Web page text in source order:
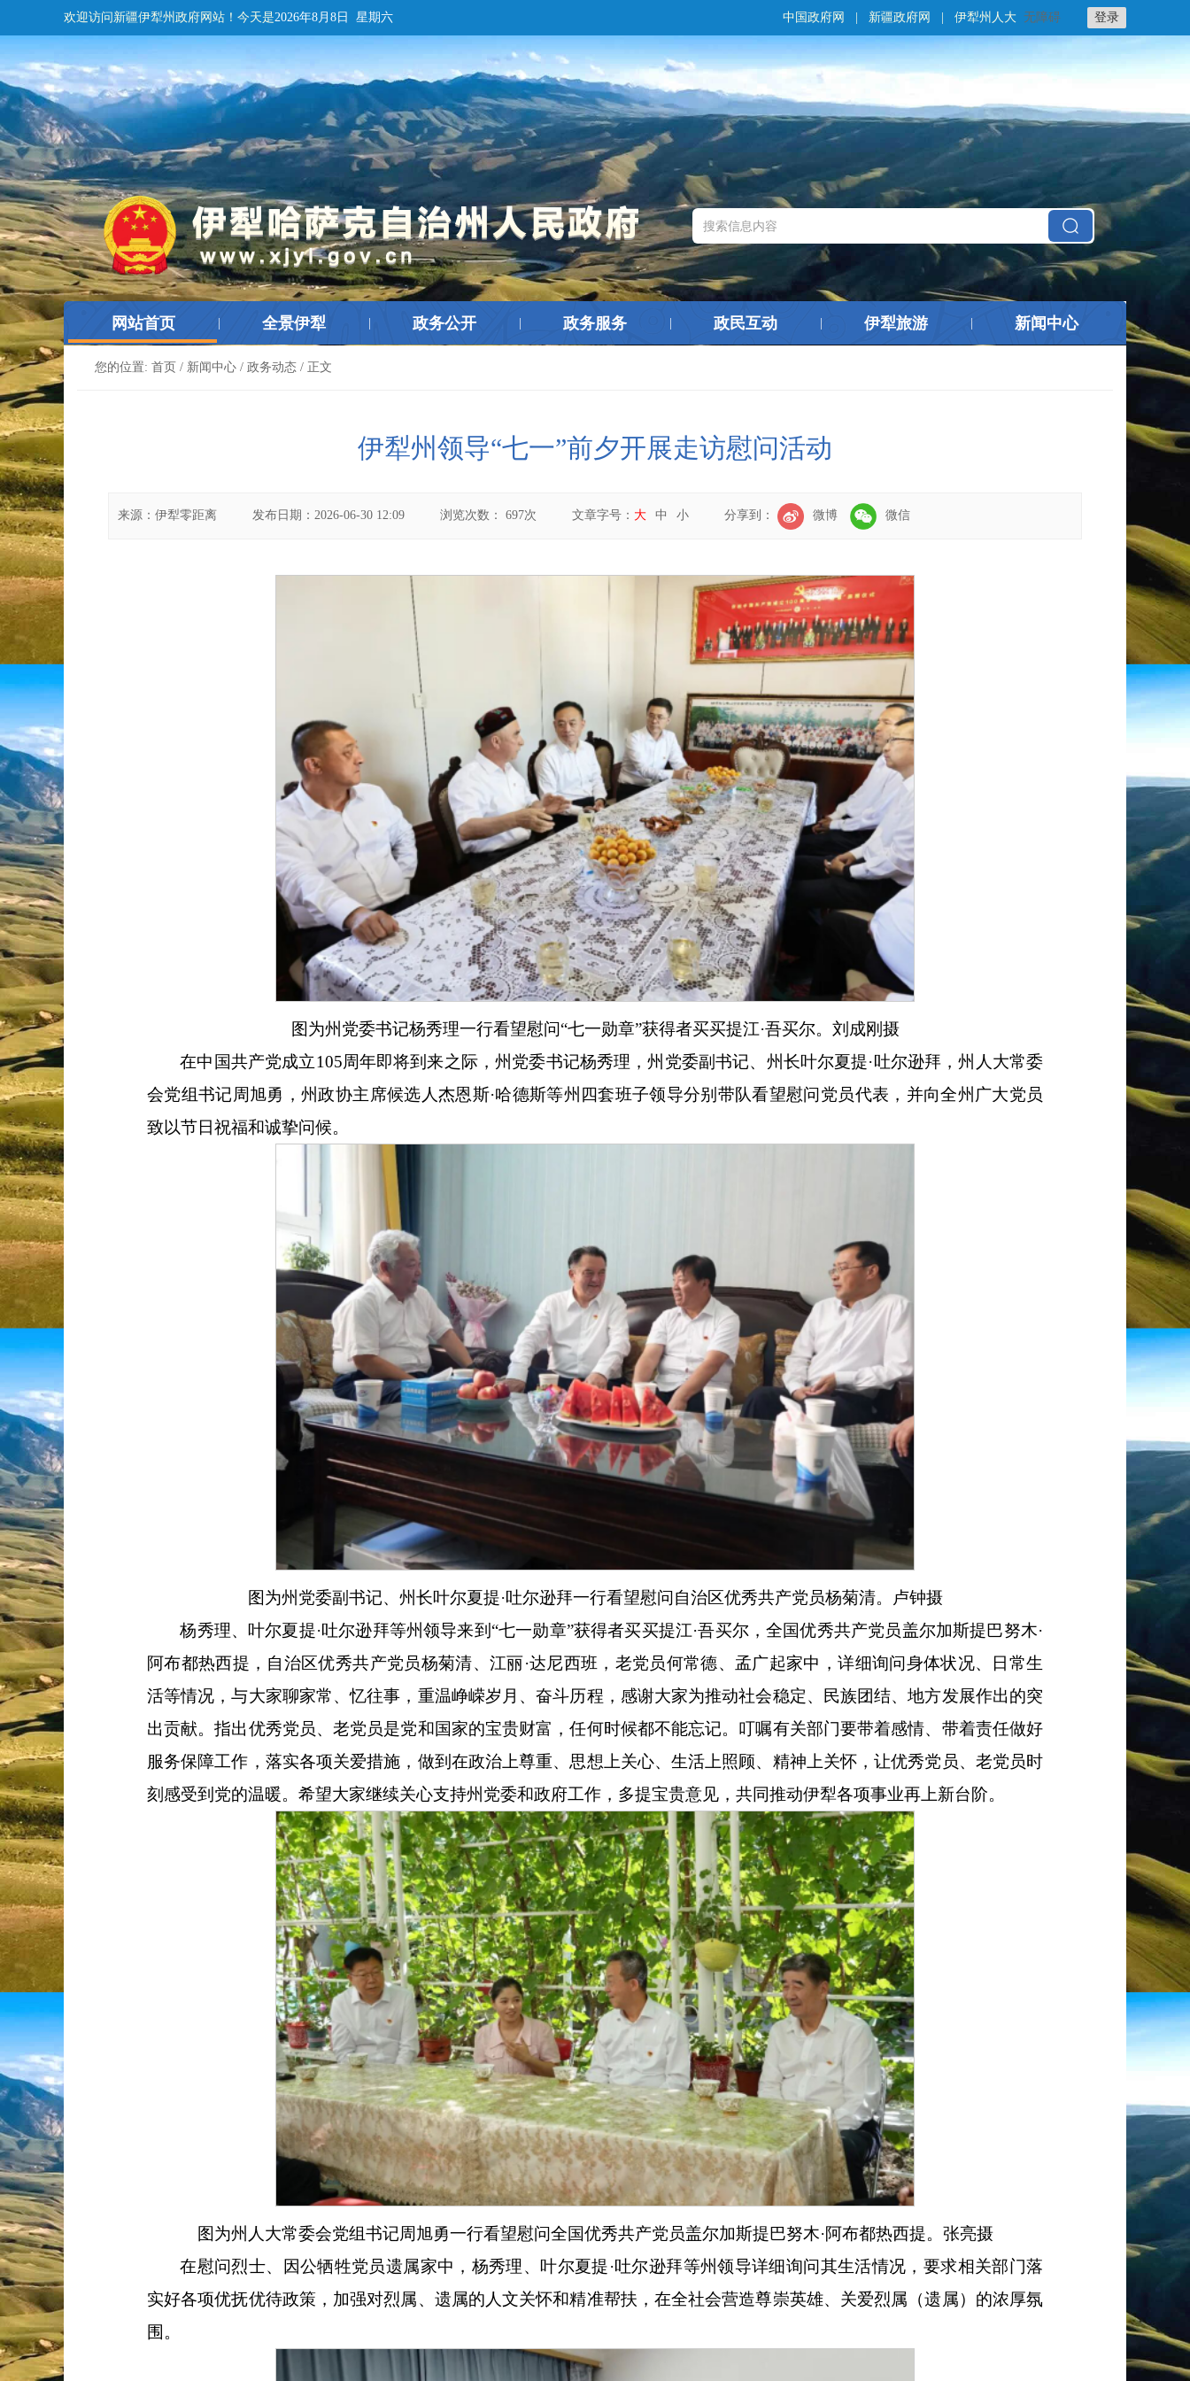
欢迎访问新疆伊犁州政府网站！ 今天是2026年8月8日 星期六 登录
无障碍
中国政府网 新疆政府网 伊犁州人大
网站首页 全景伊犁 政务公开 政务服务 政民互动 伊犁旅游 新闻中心
您的位置: 首页 / 新闻中心 / 政务动态 / 正文
伊犁州领导“七一”前夕开展走访慰问活动
来源： 伊犁零距离 发布日期： 2026-06-30 12:09 浏览次数： 697次 文章字号： 大 中 小 分享到： 微博 微信
图为州党委书记杨秀理一行看望慰问“七一勋章”获得者买买提江·吾买尔。刘成刚摄
在中国共产党成立105周年即将到来之际，州党委书记杨秀理，州党委副书记、州长叶尔夏提·吐尔逊拜，州人大常委
会党组书记周旭勇，州政协主席候选人杰恩斯·哈德斯等州四套班子领导分别带队看望慰问党员代表，并向全州广大党员
致以节日祝福和诚挚问候。
图为州党委副书记、州长叶尔夏提·吐尔逊拜一行看望慰问自治区优秀共产党员杨菊清。卢钟摄
杨秀理、叶尔夏提·吐尔逊拜等州领导来到“七一勋章”获得者买买提江·吾买尔，全国优秀共产党员盖尔加斯提巴努木·
阿布都热西提，自治区优秀共产党员杨菊清、江丽·达尼西班，老党员何常德、孟广起家中，详细询问身体状况、日常生
活等情况，与大家聊家常、忆往事，重温峥嵘岁月、奋斗历程，感谢大家为推动社会稳定、民族团结、地方发展作出的突
出贡献。指出优秀党员、老党员是党和国家的宝贵财富，任何时候都不能忘记。叮嘱有关部门要带着感情、带着责任做好
服务保障工作，落实各项关爱措施，做到在政治上尊重、思想上关心、生活上照顾、精神上关怀，让优秀党员、老党员时
刻感受到党的温暖。希望大家继续关心支持州党委和政府工作，多提宝贵意见，共同推动伊犁各项事业再上新台阶。
图为州人大常委会党组书记周旭勇一行看望慰问全国优秀共产党员盖尔加斯提巴努木·阿布都热西提。张亮摄
在慰问烈士、因公牺牲党员遗属家中，杨秀理、叶尔夏提·吐尔逊拜等州领导详细询问其生活情况，要求相关部门落
实好各项优抚优待政策，加强对烈属、遗属的人文关怀和精准帮扶，在全社会营造尊崇英雄、关爱烈属（遗属）的浓厚氛
围。